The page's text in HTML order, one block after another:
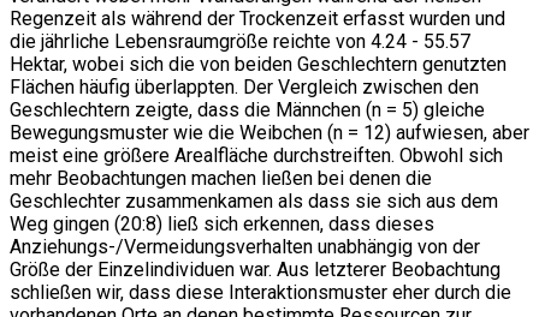
Regenzeit als während der Trockenzeit erfasst wurden und
die jährliche Lebensraumgröße reichte von 4.24 - 55.57
Hektar, wobei sich die von beiden Geschlechtern genutzten
Flächen häufig überlappten. Der Vergleich zwischen den
Geschlechtern zeigte, dass die Männchen (n = 5) gleiche
Bewegungsmuster wie die Weibchen (n = 12) aufwiesen, aber
meist eine größere Arealfläche durchstreiften. Obwohl sich
mehr Beobachtungen machen ließen bei denen die
Geschlechter zusammenkamen als dass sie sich aus dem
Weg gingen (20:8) ließ sich erkennen, dass dieses
Anziehungs-/Vermeidungsverhalten unabhängig von der
Größe der Einzelindividuen war. Aus letzterer Beobachtung
schließen wir, dass diese Interaktionsmuster eher durch die